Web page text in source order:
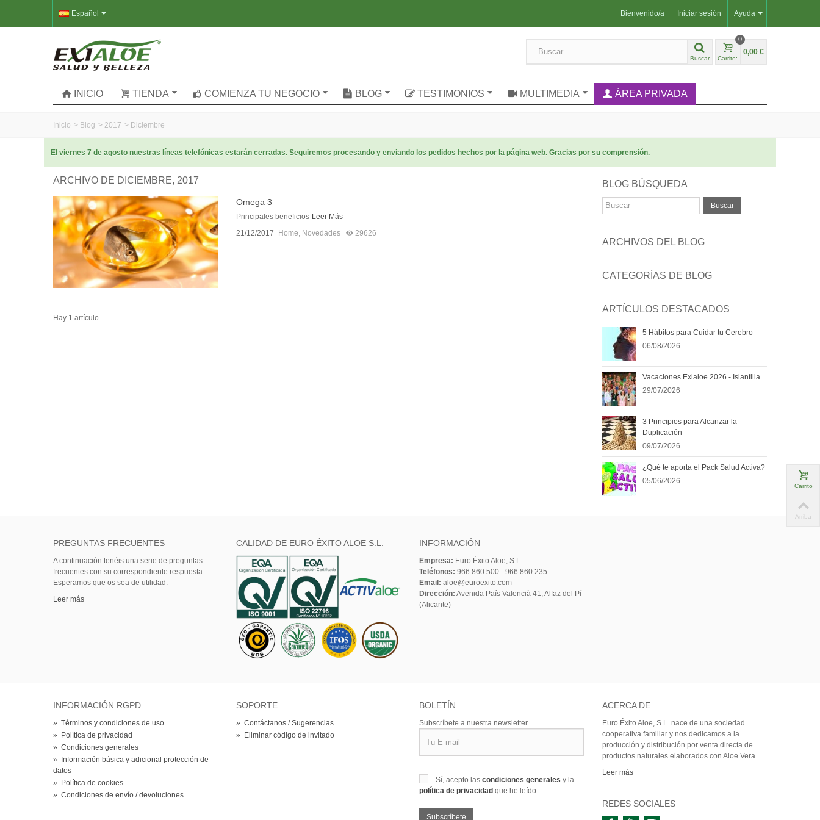
Ayuda
Bienvenido/a Iniciar sesión
Español
Buscar Carrito:
0
0,00 €
INICIO TIENDA COMIENZA TU NEGOCIO BLOG TESTIMONIOS MULTIMEDIA ÁREA PRIVADA
Inicio > Blog > 2017 > Diciembre
El viernes 7 de agosto nuestras líneas telefónicas estarán cerradas. Seguiremos procesando y enviando los pedidos hechos por la página web. Gracias por su comprensión.
ARCHIVO DE DICIEMBRE, 2017
Omega 3
Principales beneficios Leer Más
21/12/2017
Home, Novedades 29626
Hay 1 artículo
BLOG BÚSQUEDA
Buscar
ARCHIVOS DEL BLOG
CATEGORÍAS DE BLOG
ARTÍCULOS DESTACADOS
5 Hábitos para Cuidar tu Cerebro
06/08/2026
Vacaciones Exialoe 2026 - Islantilla
29/07/2026
3 Principios para Alcanzar la
Duplicación
09/07/2026
¿Qué te aporta el Pack Salud Activa?
05/06/2026
PREGUNTAS FRECUENTES
A continuación tenéis una serie de preguntas
frecuentes con su correspondiente respuesta.
Esperamos que os sea de utilidad.
Leer más
CALIDAD DE EURO ÉXITO ALOE S.L. INFORMACIÓN
Empresa: Euro Éxito Aloe, S.L.
Teléfonos: 966 860 500 - 966 860 235
Email: aloe@euroexito.com
Dirección: Avenida País Valencià 41, Alfaz del Pí
(Alicante)
INFORMACIÓN RGPD
» Términos y condiciones de uso
» Política de privacidad
» Condiciones generales
» Información básica y adicional protección de
datos
» Política de cookies
» Condiciones de envío / devoluciones
SOPORTE
» Contáctanos / Sugerencias
» Eliminar código de invitado
BOLETÍN
Subscríbete a nuestra newsletter
Sí, acepto las condiciones generales y la
política de privacidad que he leído
Subscríbete
ACERCA DE
Euro Éxito Aloe, S.L. nace de una sociedad
cooperativa familiar y nos dedicamos a la
producción y distribución por venta directa de
productos naturales elaborados con Aloe Vera
Leer más
REDES SOCIALES
Carrito
Arriba